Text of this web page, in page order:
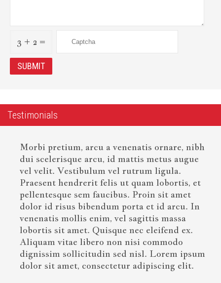
3 + 2 =
Testimonials
Morbi pretium, arcu a venenatis ornare, nibh
dui scelerisque arcu, id mattis metus augue
vel velit. Vestibulum vel rutrum ligula.
Praesent hendrerit felis ut quam lobortis, et
pellentesque sem faucibus. Proin sit amet
dolor id risus bibendum porta et id arcu. In
venenatis mollis enim, vel sagittis massa
lobortis sit amet. Quisque nec eleifend ex.
Aliquam vitae libero non nisi commodo
dignissim sollicitudin sed nisl. Lorem ipsum
dolor sit amet, consectetur adipiscing elit.